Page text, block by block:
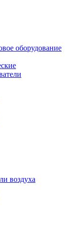
оборудование
воздуха